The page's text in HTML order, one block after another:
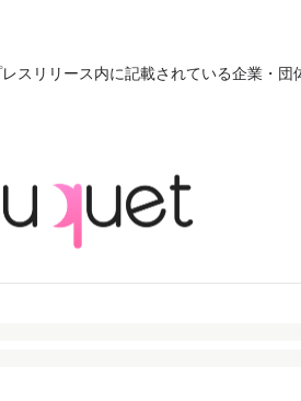
スリリース内に記載されている企業・団